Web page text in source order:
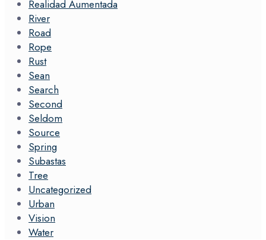
Realidad Aumentada
River
Road
Rope
Rust
Sean
Search
Second
Seldom
Source
Spring
Subastas
Tree
Uncategorized
Urban
Vision
Water